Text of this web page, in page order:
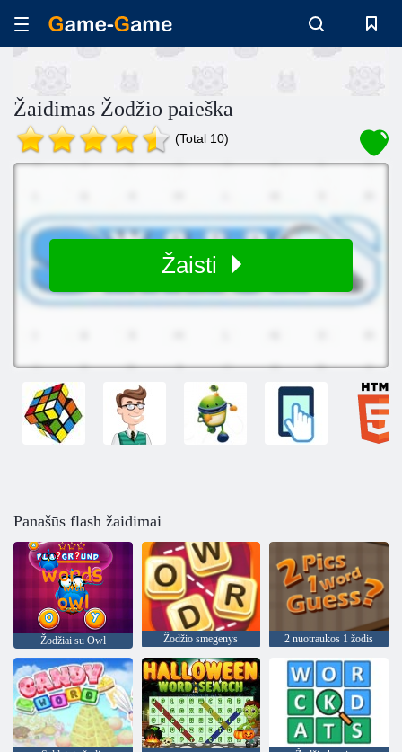
Žaidimas Žodžio paieška
(Total 10)
Žaisti
Panašūs flash žaidimai
Žodžiai su Owl Žodžio smegenys 2 nuotraukos 1 žodis